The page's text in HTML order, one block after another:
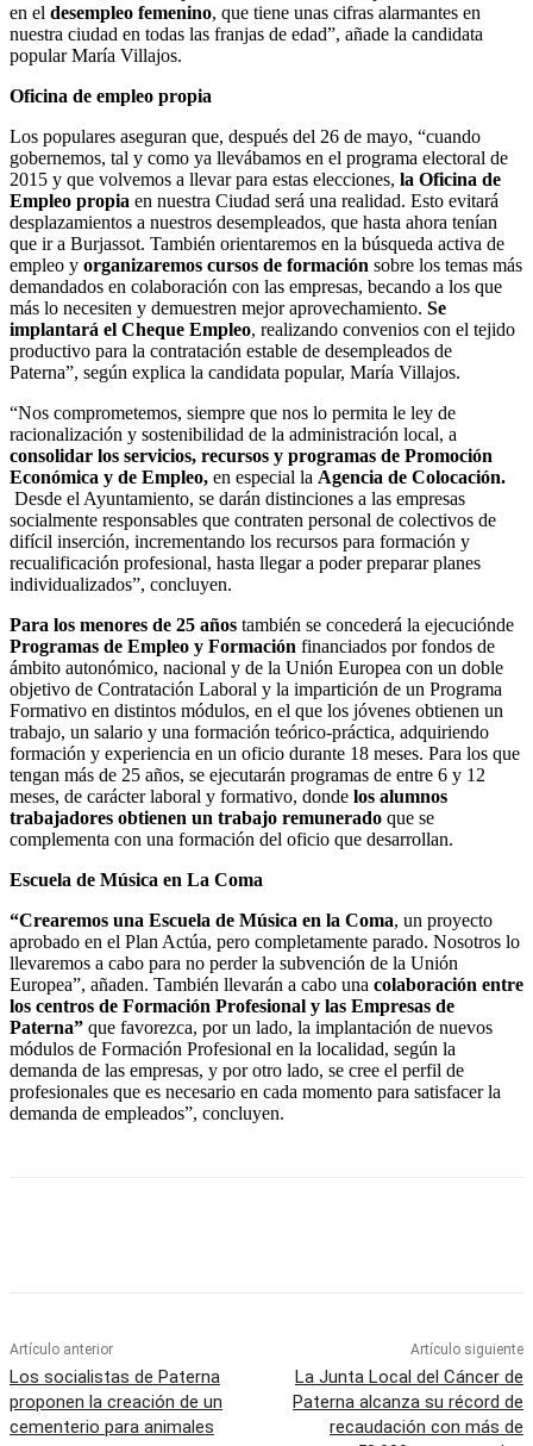
en el desempleo femenino, que tiene unas cifras alarmantes en
nuestra ciudad en todas las franjas de edad”, añade la candidata
popular María Villajos.
Oficina de empleo propia
Los populares aseguran que, después del 26 de mayo, “cuando
gobernemos, tal y como ya llevábamos en el programa electoral de
2015 y que volvemos a llevar para estas elecciones, la Oficina de
Empleo propia en nuestra Ciudad será una realidad. Esto evitará
desplazamientos a nuestros desempleados, que hasta ahora tenían
que ir a Burjassot. También orientaremos en la búsqueda activa de
empleo y organizaremos cursos de formación sobre los temas más
demandados en colaboración con las empresas, becando a los que
más lo necesiten y demuestren mejor aprovechamiento. Se
implantará el Cheque Empleo, realizando convenios con el tejido
productivo para la contratación estable de desempleados de
Paterna”, según explica la candidata popular, María Villajos.
“Nos comprometemos, siempre que nos lo permita le ley de
racionalización y sostenibilidad de la administración local, a
consolidar los servicios, recursos y programas de Promoción
Económica y de Empleo, en especial la Agencia de Colocación.
Desde el Ayuntamiento, se darán distinciones a las empresas
socialmente responsables que contraten personal de colectivos de
difícil inserción, incrementando los recursos para formación y
recualificación profesional, hasta llegar a poder preparar planes
individualizados”, concluyen.
Para los menores de 25 años también se concederá la ejecuciónde
Programas de Empleo y Formación financiados por fondos de
ámbito autonómico, nacional y de la Unión Europea con un doble
objetivo de Contratación Laboral y la impartición de un Programa
Formativo en distintos módulos, en el que los jóvenes obtienen un
trabajo, un salario y una formación teórico-práctica, adquiriendo
formación y experiencia en un oficio durante 18 meses. Para los que
tengan más de 25 años, se ejecutarán programas de entre 6 y 12
meses, de carácter laboral y formativo, donde los alumnos
trabajadores obtienen un trabajo remunerado que se
complementa con una formación del oficio que desarrollan.
Escuela de Música en La Coma
“Crearemos una Escuela de Música en la Coma, un proyecto
aprobado en el Plan Actúa, pero completamente parado. Nosotros lo
llevaremos a cabo para no perder la subvención de la Unión
Europea”, añaden. También llevarán a cabo una colaboración entre
los centros de Formación Profesional y las Empresas de
Paterna” que favorezca, por un lado, la implantación de nuevos
módulos de Formación Profesional en la localidad, según la
demanda de las empresas, y por otro lado, se cree el perfil de
profesionales que es necesario en cada momento para satisfacer la
demanda de empleados”, concluyen.
Artículo anterior
Los socialistas de Paterna
proponen la creación de un
cementerio para animales
Artículo siguiente
La Junta Local del Cáncer de
Paterna alcanza su récord de
recaudación con más de